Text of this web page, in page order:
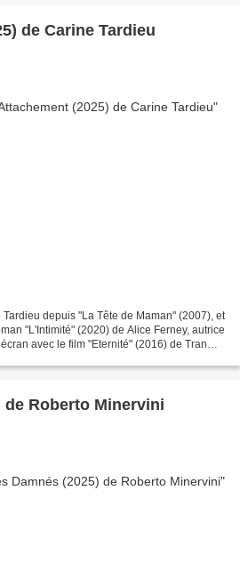
de Carine Tardieu
depuis "La Tête de Maman" (2007), et
"L'Intimité" (2020) de Alice Ferney, autrice
avec le film "Eternité" (2016) de Tran
de Roberto Minervini